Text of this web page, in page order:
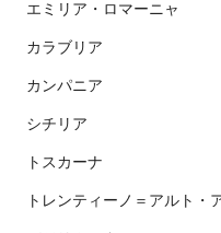
エミリア・ロマーニャ
カラブリア
カンパニア
シチリア
トスカーナ
トレンティーノ＝アルト・